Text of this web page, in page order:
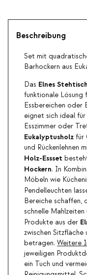
Beschreibung
Set mit
Barhockern aus
Das Elnes
funktionale Lösung
Essbereichen oder
eignet sich ideal
Esszimmer oder
Eukalyptusholz für
und Rückenlehnen
Holz-Essset
Hockern. In
Möbeln wie
Pendelleuchten
Bereiche schaffen,
schnelle
Produkte aus der
zwischen
betragen. Weitere
jeweiligen
ein Tuch und